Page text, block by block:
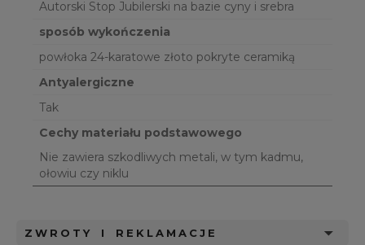
Autorski Stop Jubilerski na bazie cyny i srebra
sposób wykończenia
powłoka 24-karatowe złoto pokryte ceramiką
Antyalergiczne
Tak
Cechy materiału podstawowego
Nie zawiera szkodliwych metali, w tym kadmu,
ołowiu czy niklu
ZWROTY I REKLAMACJE